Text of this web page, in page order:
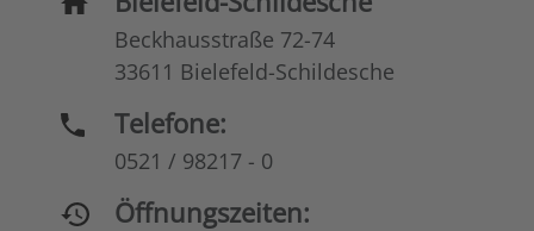
Beckhausstraße 72-74
33611 Bielefeld-Schildesche
Telefone:
0521 / 98217 - 0
Öffnungszeiten: